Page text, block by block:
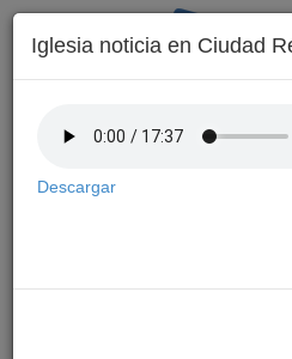
Iglesia noticia en Ciudad
Descargar